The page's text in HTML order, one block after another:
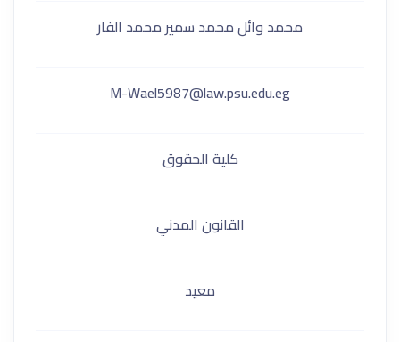
محمد وائل محمد سمير محمد الفار
M-Wael5987@law.psu.edu.eg
كلية الحقوق
القانون المدني
معيد